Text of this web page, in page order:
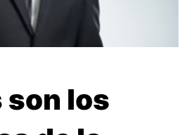
Enviar
son los